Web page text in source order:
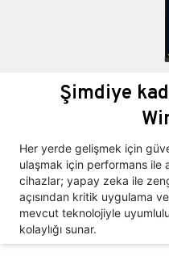
Şimdiye
Her yerde gelişmek için
ulaşmak için performans ile
cihazlar; yapay zeka ile
açısından kritik uygulama
mevcut teknolojiyle
kolaylığı sunar.